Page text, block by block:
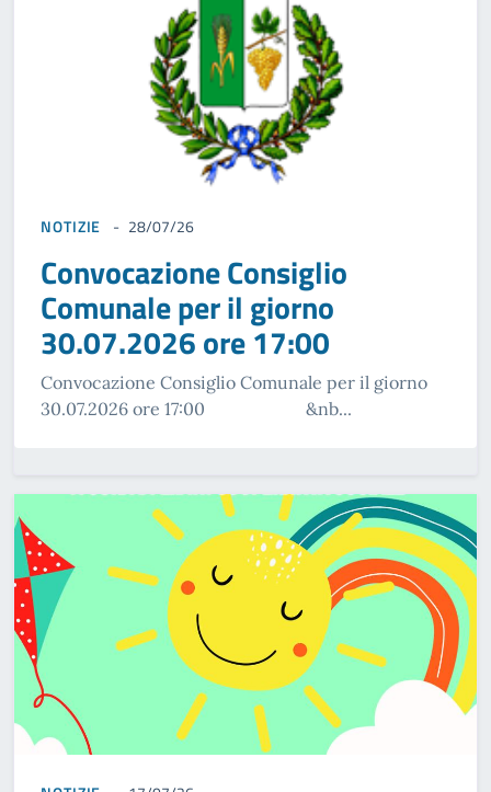
NOTIZIE 28/07/26
Convocazione Consiglio
Comunale per il giorno
30.07.2026 ore 17:00
Convocazione Consiglio Comunale per il giorno
30.07.2026 ore 17:00 &nb...